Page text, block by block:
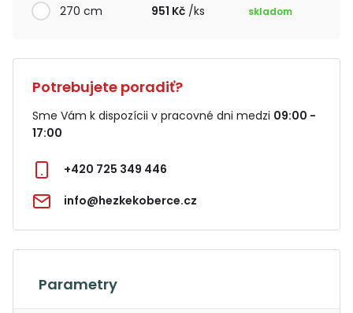
270 cm 951 Kč /ks skladom
Potrebujete poradiť?
Sme Vám k dispozícii v pracovné dni medzi 09:00 -
17:00
+420 725 349 446
info@hezkekoberce.cz
Parametry